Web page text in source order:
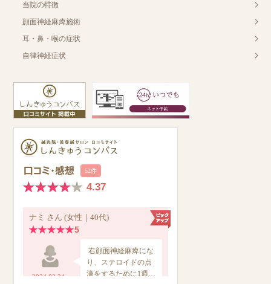
当院の特徴
顔面神経麻痺施術
耳・鼻・喉の症状
自律神経症状